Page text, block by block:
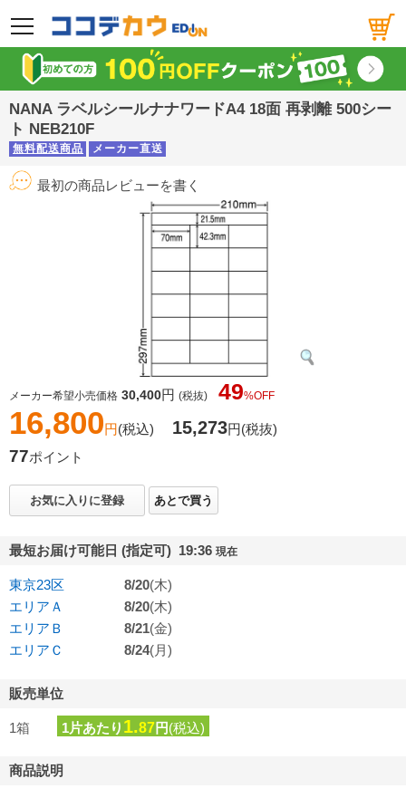
メニュー
NANA ラベルシールナナワードA4 18面 再剥離 500シー
ト NEB210F
無料配送商品 メーカー直送
最初の商品レビューを書く
メーカー希望小売価格 30,400円 (税抜) 49%OFF
16,800円(税込) 15,273円(税抜)
77ポイント
お気に入りに登録 あとで買う
最短お届け可能日 (指定可) 19:36 現在
東京23区 8/20(木)
エリアＡ
8/20(木)
エリアＢ
8/21(金)
エリアＣ
8/24(月)
販売単位
1箱 1片あたり 1.87円(税込)
商品説明